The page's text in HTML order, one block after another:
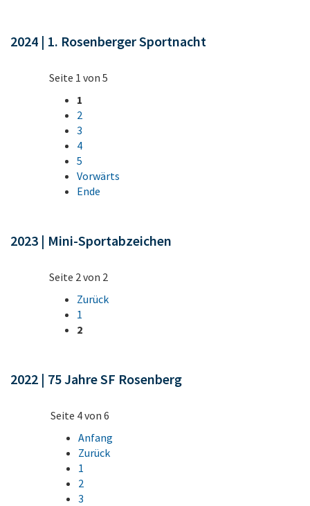
2024 | 1. Rosenberger Sportnacht
Seite 1 von 5
1
2
3
4
5
Vorwärts
Ende
2023 | Mini-Sportabzeichen
Seite 2 von 2
Zurück
1
2
2022 | 75 Jahre SF Rosenberg
Seite 4 von 6
Anfang
Zurück
1
2
3